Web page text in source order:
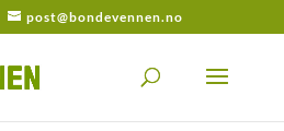
post@bondevennen.no